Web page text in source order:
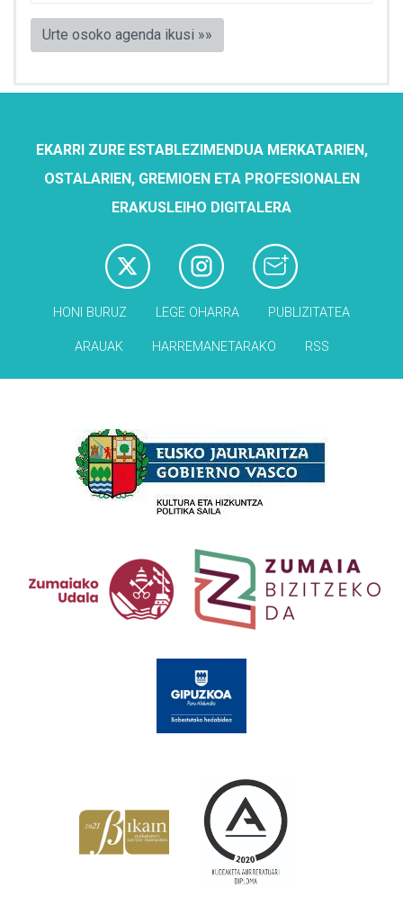
Urte osoko agenda ikusi »»
EKARRI ZURE ESTABLEZIMENDUA MERKATARIEN,
OSTALARIEN, GREMIOEN ETA PROFESIONALEN
ERAKUSLEIHO DIGITALERA
HONI BURUZ LEGE OHARRA PUBLIZITATEA
ARAUAK HARREMANETARAKO RSS